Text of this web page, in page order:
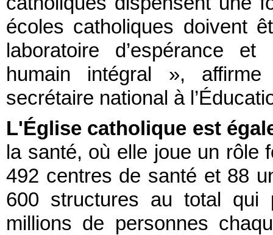
écoles catholiques doivent
laboratoire d’espérance
humain intégral »,
secrétaire national à
L'Église catholique est
la santé, où elle joue un rôle
492 centres de santé et 88
600 structures au total qui
millions de personnes